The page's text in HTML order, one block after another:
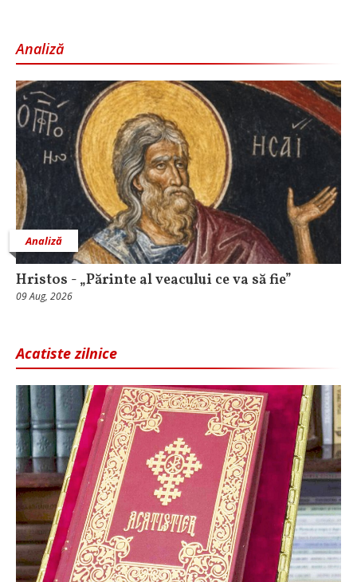
Analiză
Analiză
Hristos - „Părinte al veacului ce va să fie”
09 Aug, 2026
Acatiste zilnice